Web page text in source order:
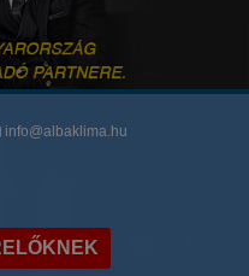
info@albaklima.hu